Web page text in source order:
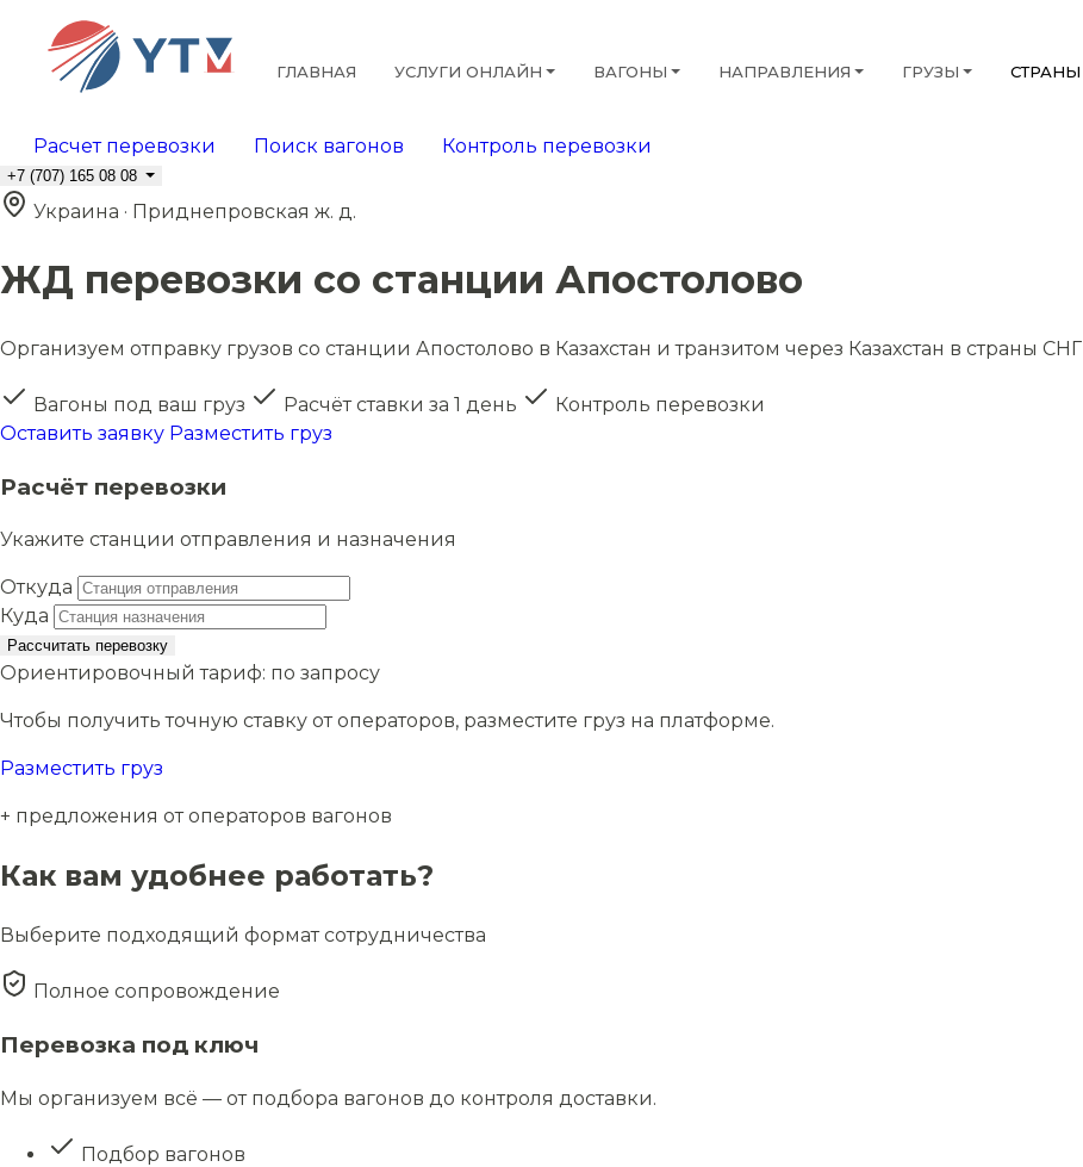
ГЛАВНАЯ УСЛУГИ ОНЛАЙН ВАГОНЫ НАПРАВЛЕНИЯ ГРУЗЫ СТРАНЫ
Расчет перевозки Поиск вагонов Контроль перевозки
+7 (707) 165 08 08
Украина · Приднепровская ж. д.
ЖД перевозки со станции Апостолово
Организуем отправку грузов со станции Апостолово в Казахстан и транзитом через Казахстан в страны СНГ
Вагоны под ваш груз Расчёт ставки за 1 день
Контроль перевозки
Оставить заявку Разместить груз
Расчёт перевозки
Укажите станции отправления и назначения
Откуда
Куда
Рассчитать перевозку
Ориентировочный тариф: по запросу
Чтобы получить точную ставку от операторов, разместите груз на платформе.
Разместить груз
+ предложения от операторов вагонов
Как вам удобнее работать?
Выберите подходящий формат сотрудничества
Полное сопровождение
Перевозка под ключ
Мы организуем всё — от подбора вагонов до контроля доставки.
Подбор вагонов